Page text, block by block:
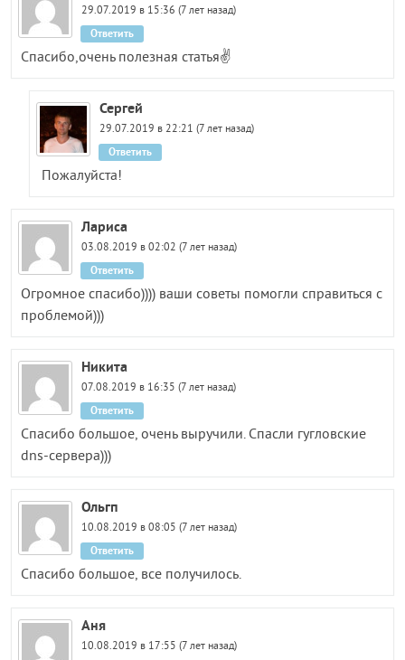
29.07.2019 в 15:36 (7 лет назад)
Спасибо,очень полезная статья✌️
Ответить
Сергей
29.07.2019 в 22:21 (7 лет назад)
Пожалуйста!
Ответить
Лариса
03.08.2019 в 02:02 (7 лет назад)
Огромное спасибо)))) ваши советы помогли справиться с
проблемой)))
Ответить
Никита
07.08.2019 в 16:35 (7 лет назад)
Спасибо большое, очень выручили. Спасли гугловские
dns-сервера)))
Ответить
Ольгп
10.08.2019 в 08:05 (7 лет назад)
Спасибо большое, все получилось.
Ответить
Аня
10.08.2019 в 17:55 (7 лет назад)